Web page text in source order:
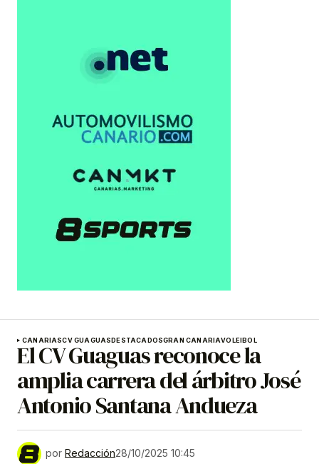
CANARIASCV GUAGUASDESTACADOSGRAN CANARIAVOLEIBOL
El CV Guaguas reconoce la
amplia carrera del árbitro José
Antonio Santana Andueza
por Redacción28/10/2025 10:45